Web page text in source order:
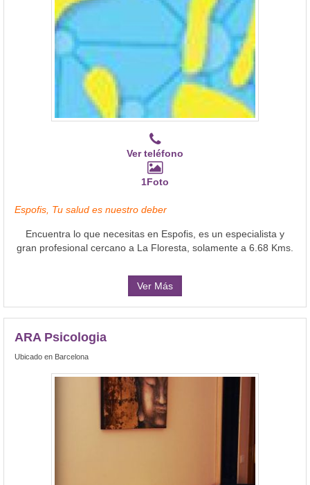
Ver teléfono
1Foto
Espofis, Tu salud es nuestro deber
Encuentra lo que necesitas en Espofis, es un especialista y
gran profesional cercano a La Floresta, solamente a 6.68 Kms.
Ver Más
ARA Psicologia
Ubicado en Barcelona